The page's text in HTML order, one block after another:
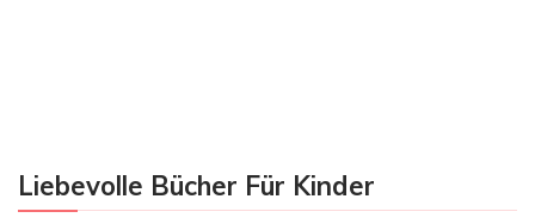
Liebevolle Bücher Für Kinder